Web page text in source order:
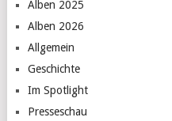
Alben 2025
Alben 2026
Allgemein
Geschichte
Im Spotlight
Presseschau